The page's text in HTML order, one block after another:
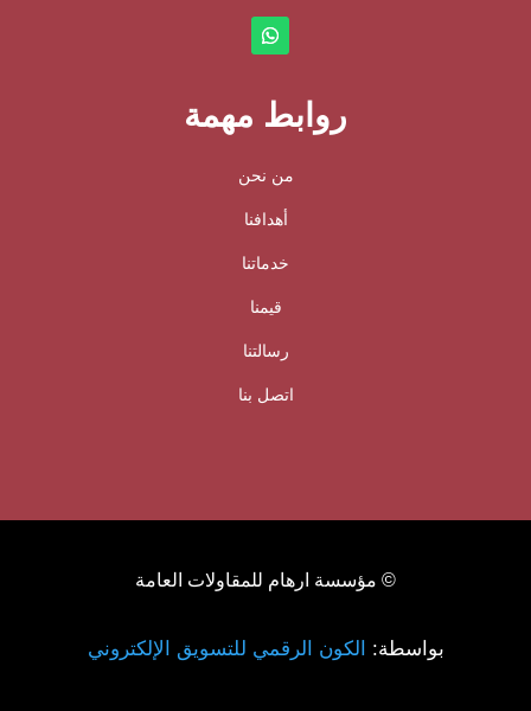
روابط مهمة
من نحن
أهدافنا
خدماتنا
قيمنا
رسالتنا
اتصل بنا
© مؤسسة ارهام للمقاولات العامة
بواسطة: الكون الرقمي للتسويق الإلكتروني